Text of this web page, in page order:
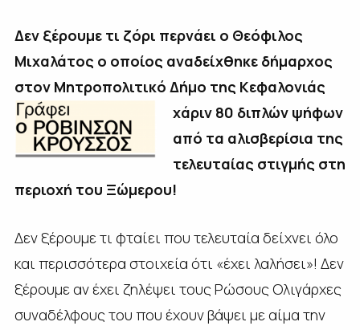
Δεν ξέρουμε τι ζόρι περνάει ο Θεόφιλος
Μιχαλάτος ο οποίος αναδείχθηκε δήμαρχος
στον Μητροπολιτικό Δήμο της Κεφαλονιάς
χάριν 80 διπλών ψήφων
από τα αλισβερίσια της
τελευταίας στιγμής στη
περιοχή του Ξώμερου!
Δεν ξέρουμε τι φταίει που τελευταία δείχνει όλο
και περισσότερα στοιχεία ότι «έχει λαλήσει»! Δεν
ξέρουμε αν έχει ζηλέψει τους Ρώσους Ολιγάρχες
συναδέλφους του που έχουν βάψει με αίμα την